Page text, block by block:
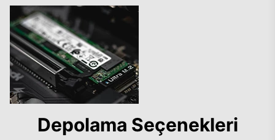
Depolama Seçenekleri